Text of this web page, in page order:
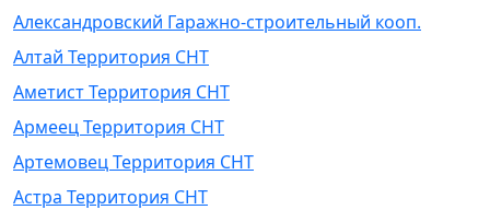
Александровский Гаражно-строительный кооп.
Алтай Территория СНТ
Аметист Территория СНТ
Армеец Территория СНТ
Артемовец Территория СНТ
Астра Территория СНТ